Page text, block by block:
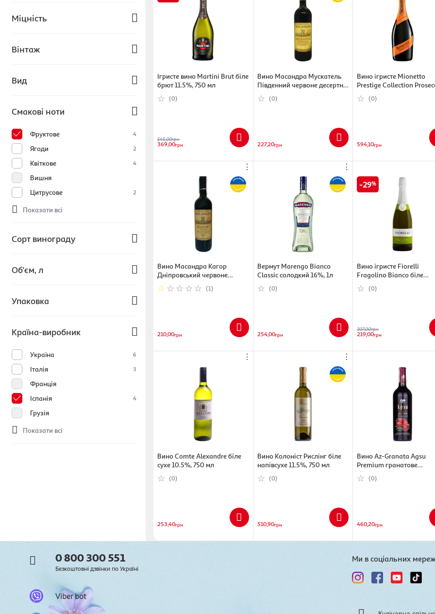
Міцність
6-8%
Показати всі
Вінтаж
2018
2014
Показати всі
Вид
Десертне
Винний напій
Натуральне
Кріплене
Показати всі
Смакові ноти
Фруктове 4
Ягоди 2
Квіткове 4
Вишня
Цитрусове
2
Показати всі
Сорт винограду
Каберне Совіньон
Мерло
Показати всі
Об'єм, л
Більше 1 л
Упаковка
Подарункова коробка
Країна-виробник
Україна 6
Італія 3
Франція
Іспанія
4
Грузія
Показати всі
Ігристе вино Martini Brut біле
брют 11.5%, 750 мл
(0)
545,00грн
369,00грн
Вино Масандра Мускатель
Південний червоне десертне,
16%, 750 мл
(0)
227,20грн
Вино ігристе Mionetto
Prestige Collection
Treviso DOC біле брют
750 мл
(0)
594,10грн
⋮
Вино Масандра Кагор
Дніпровський червоне
десертне 16% 0.75 л
(1)
210,00грн
⋮
Вермут Marengo Bianco
Classic солодкий 16%, 1л
(0)
254,00грн
29
Вино ігристе Fiorelli
Fragolino Bianco біле
солодке, 7%, 750 мл
(0)
307,00грн
219,00грн
⋮
Вино Comte Alexandre біле
сухе 10.5%, 750 мл
(0)
253,40грн
⋮
Вино Колоніст Рислінг біле
напівсухе 11.5%, 750 мл
(0)
510,90грн
Вино Az-Granata Agsu
Premium гранатове
напівсолодке, 750 мл
(0)
460,20грн
0 800 300 551
Безкоштовні дзвінки по Україні
Viber bot
Ми в соціальних